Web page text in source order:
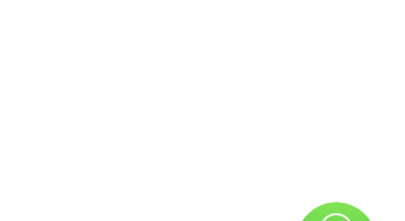
历届报考人员与应届报考人
和现场确认时间、地点等信